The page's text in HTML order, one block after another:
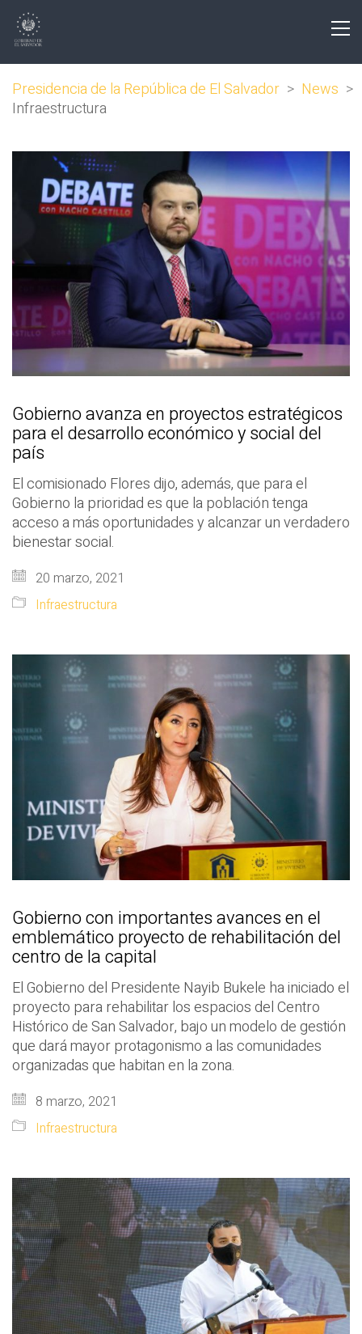
Presidencia de la República de El Salvador > News >
Infraestructura
Gobierno avanza en proyectos estratégicos
para el desarrollo económico y social del
país
El comisionado Flores dijo, además, que para el
Gobierno la prioridad es que la población tenga
acceso a más oportunidades y alcanzar un verdadero
bienestar social.
20 marzo, 2021
Infraestructura
Gobierno con importantes avances en el
emblemático proyecto de rehabilitación del
centro de la capital
El Gobierno del Presidente Nayib Bukele ha iniciado el
proyecto para rehabilitar los espacios del Centro
Histórico de San Salvador, bajo un modelo de gestión
que dará mayor protagonismo a las comunidades
organizadas que habitan en la zona.
8 marzo, 2021
Infraestructura